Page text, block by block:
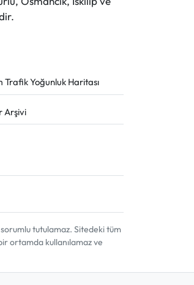
Trafik Yoğunluk Haritası
Arşivi
tutulamaz. Sitedeki tüm
ortamda kullanılamaz ve